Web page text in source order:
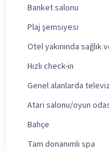
Banket salonu
Plaj şemsiyesi
Otel yakınında
Hızlı check-in
Genel alanlarda
Atari salonu/oyun
Bahçe
Tam donanımlı spa